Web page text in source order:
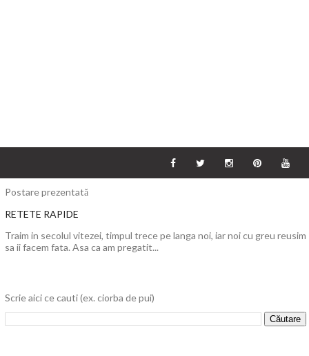
Postare prezentată
RETETE RAPIDE
Traim in secolul vitezei, timpul trece pe langa noi, iar noi cu greu reusim
sa ii facem fata. Asa ca am pregatit...
Scrie aici ce cauti (ex. ciorba de pui)